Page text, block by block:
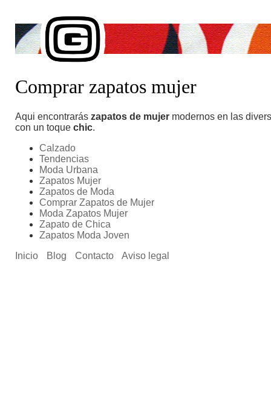
Comprar zapatos mujer
Aqui encontrarás zapatos de mujer modernos en las
con un toque chic.
Calzado
Tendencias
Moda Urbana
Zapatos Mujer
Zapatos de Moda
Comprar Zapatos de Mujer
Moda Zapatos Mujer
Zapato de Chica
Zapatos Moda Joven
Inicio
Blog Contacto Aviso legal